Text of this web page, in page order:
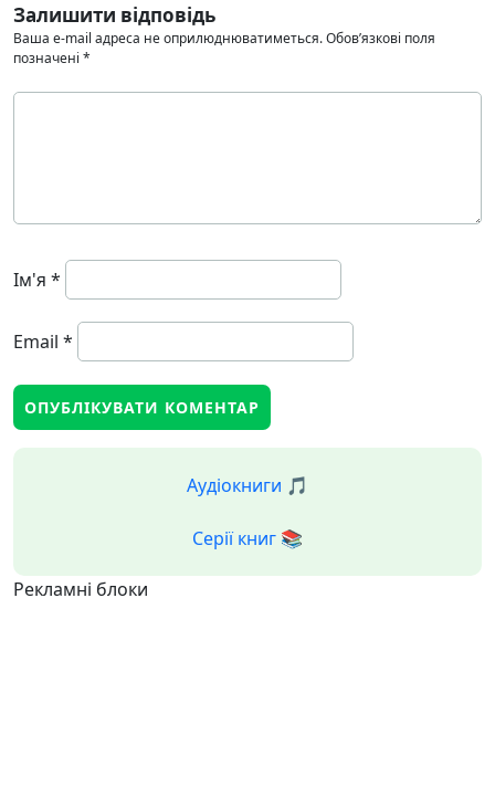
Залишити відповідь
Ваша e-mail адреса не оприлюднюватиметься.Обов’язкові поля
позначені *
Ім'я *
Email *
Аудіокниги 🎵
Серії книг 📚
Рекламні блоки